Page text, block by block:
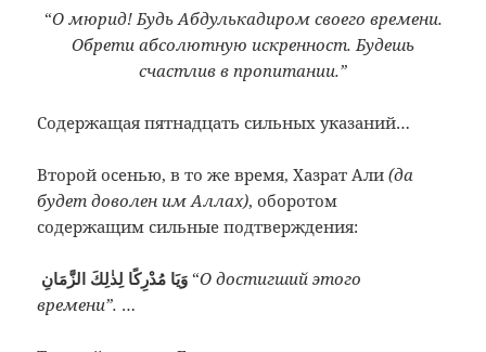
“О мюрид! Будь Абдулькадиром своего времени.
Обрети абсолютную искренност. Будешь
счастлив в пропитании.”
Содержащая пятнадцать сильных указаний…
Второй осенью, в то же время, Хазрат Али(да
будет доволен им Аллах), оборотом
содержащим сильные подтверждения:
وَيَا مُدْرِكًا لِذٰلِكَ الزَّمَانِ “О достигший этого
времени”. …